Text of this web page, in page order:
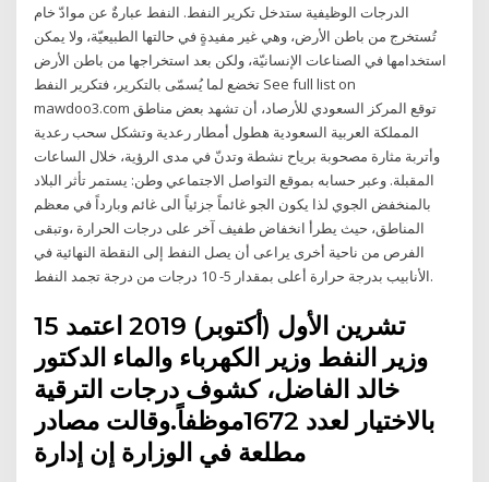
الدرجات الوظيفية ستدخل تكرير النفط. النفط عبارةٌ عن موادّ خام
تُستخرج من باطن الأرض، وهي غير مفيدةٍ في حالتها الطبيعيّة، ولا يمكن
استخدامها في الصناعات الإنسانيّة، ولكن بعد استخراجها من باطن الأرض
تخضع لما يُسمّى بالتكرير، فتكرير النفط See full list on
mawdoo3.com توقع المركز السعودي للأرصاد، أن تشهد بعض مناطق
المملكة العربية السعودية هطول أمطار رعدية وتشكل سحب رعدية
وأتربة مثارة مصحوبة برياح نشطة وتدنّ في مدى الرؤية، خلال الساعات
المقبلة. وعبر حسابه بموقع التواصل الاجتماعي وطن: يستمر تأثر البلاد
بالمنخفض الجوي لذا يكون الجو غائماً جزئياً الى غائم وبارداً في معظم
المناطق، حيث يطرأ انخفاض طفيف آخر على درجات الحرارة ،وتبقى
الفرص من ناحية أخرى يراعى أن يصل النفط إلى النقطة النهائية في
الأنابيب بدرجة حرارة أعلى بمقدار 5- 10 درجات من درجة تجمد النفط.
15 تشرين الأول (أكتوبر) 2019 اعتمد
وزير النفط وزير الكهرباء والماء الدكتور
خالد الفاضل، كشوف درجات الترقية
بالاختيار لعدد 1672موظفاً.وقالت مصادر